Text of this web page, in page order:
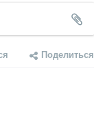
Поделиться